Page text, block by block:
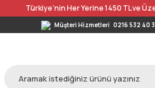
Türkiye’nin Her Yerine 1450 TL ve
Müşteri Hizmetleri 0216 532 40